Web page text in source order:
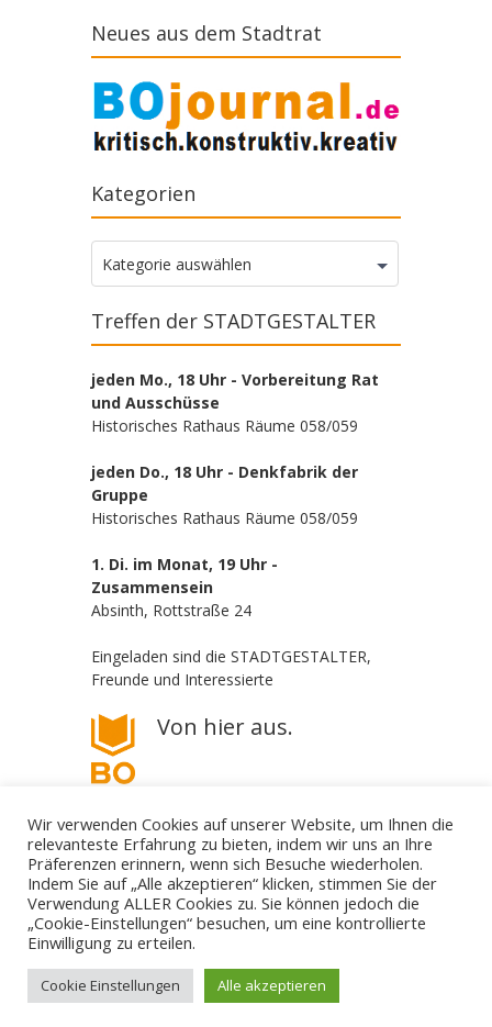
Neues aus dem Stadtrat
Kategorien
Kategorien
Kategorie auswählen
Treffen der STADTGESTALTER
jeden Mo., 18 Uhr - Vorbereitung Rat
und Ausschüsse
Historisches Rathaus Räume 058/059
jeden Do., 18 Uhr - Denkfabrik der
Gruppe
Historisches Rathaus Räume 058/059
1. Di. im Monat, 19 Uhr -
Zusammensein
Absinth, Rottstraße 24
Eingeladen sind die STADTGESTALTER,
Freunde und Interessierte
Von hier aus.
Die STADTGESTALTER - politisch aber parteilos
Gestalte deine Stadt. - Für Bürgerbeteiligung! - Gegen
mail@die-stadtgestalter.de
Wir verwenden Cookies auf unserer Website, um Ihnen die
relevanteste Erfahrung zu bieten, indem wir uns an Ihre
Präferenzen erinnern, wenn sich Besuche wiederholen.
Indem Sie auf „Alle akzeptieren“ klicken, stimmen Sie der
Verwendung ALLER Cookies zu. Sie können jedoch die
„Cookie-Einstellungen“ besuchen, um eine kontrollierte
Einwilligung zu erteilen.
Cookie Einstellungen Alle akzeptieren